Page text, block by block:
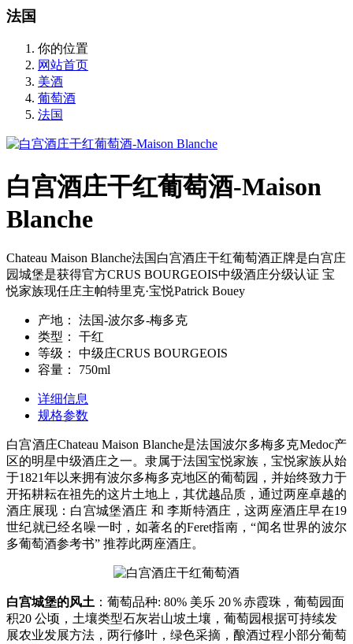
法国
你的位置
网站首页
美酒
葡萄酒
法国
白宫酒庄干红葡萄酒-Maison
Blanche
Chateau Maison Blanche法国白宫酒庄干红葡萄酒正牌是白宫庄
园城堡是获得官方CRUS BOURGEOIS中级酒庄分级认证 宝
悦家族现任庄主帕特里克·宝悦Patrick Bouey
产地：
法国-波尔多-梅多克
类型：
干红
等级：
中级庄CRUS BOURGEOIS
容量：
750ml
详细信息
规格参数
白宫酒庄Chateau Maison Blanche是法国波尔多梅多克Medoc产
区的明星中级酒庄之一。隶属于法国宝悦家族 ，宝悦家族从始
于1821年以来拥有波尔多梅多克地区的葡萄园，并始终致力于
开拓耕耘在祖先的这片土地上，其优越品质，通过两座卓越的
酒庄展现：白宫城堡酒庄 和 李斯特酒庄，这两座酒庄早在19
世纪就已经名噪一时，如著名的Feret指南，“闻名世界的波尔
多葡萄酒参考书” 推荐此两座酒庄。
白宫城堡的风土 ：葡萄品种: 80% 美乐 20％赤霞珠，葡萄园面
积20 公顷，土壤类型石灰岩山坡土壤，葡萄园根据可持续发
展农业发展方法，两行修叶，绿色采摘，酿酒过程小部分葡萄